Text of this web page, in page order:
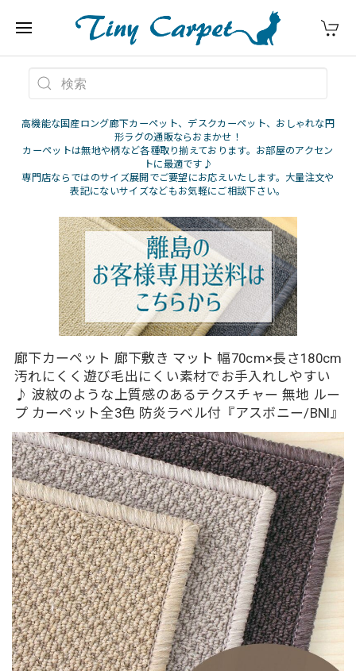
高機能な国産ロング廊下カーペット、デスクカーペット、おしゃれな円
形ラグの通販ならおまかせ！
カーペットは無地や柄など各種取り揃えております。お部屋のアクセン
トに最適です♪
専門店ならではのサイズ展開でご要望にお応えいたします。大量注文や
表記にないサイズなどもお気軽にご相談下さい。
廊下カーペット 廊下敷き マット 幅70cm×長さ180cm
汚れにくく遊び毛出にくい素材でお手入れしやすい
♪ 波紋のような上質感のあるテクスチャー 無地 ルー
プ カーペット全3色 防炎ラベル付『アスボニー/BNI』